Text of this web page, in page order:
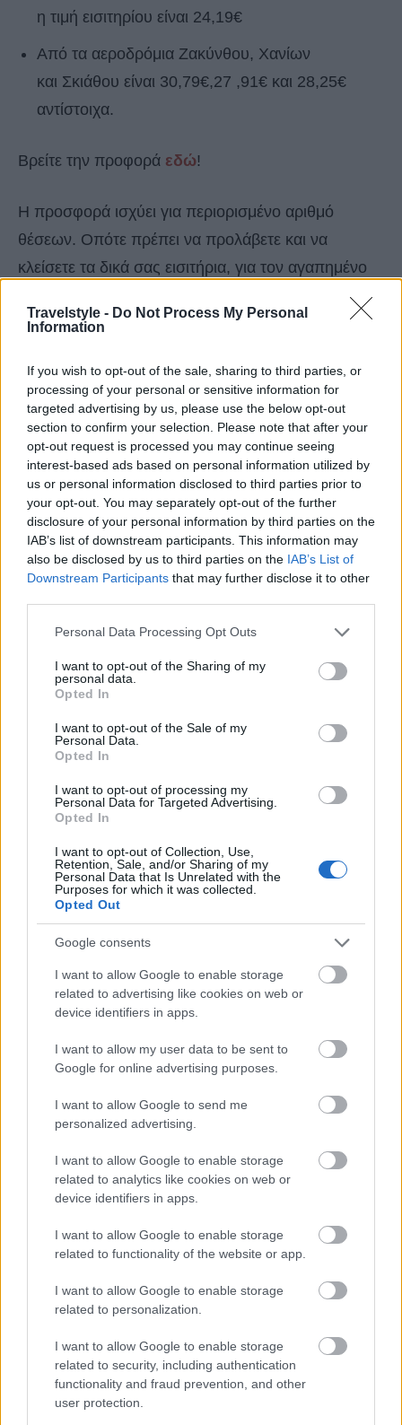
Travelstyle - Do Not Process My Personal
Information
If you wish to opt-out of the sale, sharing to third parties, or
processing of your personal or sensitive information for
targeted advertising by us, please use the below opt-out
section to confirm your selection. Please note that after your
opt-out request is processed you may continue seeing
interest-based ads based on personal information utilized by
us or personal information disclosed to third parties prior to
your opt-out. You may separately opt-out of the further
disclosure of your personal information by third parties on the
IAB’s list of downstream participants. This information may
also be disclosed by us to third parties on the IAB’s List of
Downstream Participants that may further disclose it to other
Please note that this website/app uses one or more Google
not limited to your visit or usage behaviour. You may click to
grant or deny consent to Google and its third-party tags to
use your data for below specified purposes in below Google
consent section.
Personal Data Processing Opt Outs
I want to opt-out of the Sharing of my
personal data.
Opted In
I want to opt-out of the Sale of my
Personal Data.
Opted In
I want to opt-out of processing my
Personal Data for Targeted Advertising.
Opted In
I want to opt-out of Collection, Use,
Retention, Sale, and/or Sharing of my
Personal Data that Is Unrelated with the
Purposes for which it was collected.
Opted Out
Google consents
I want to allow Google to enable storage
related to advertising like cookies on web or
device identifiers in apps.
I want to allow my user data to be sent to
Google for online advertising purposes.
I want to allow Google to send me
personalized advertising.
I want to allow Google to enable storage
related to analytics like cookies on web or
device identifiers in apps.
I want to allow Google to enable storage
related to functionality of the website or app.
I want to allow Google to enable storage
related to personalization.
I want to allow Google to enable storage
related to security, including authentication
functionality and fraud prevention, and other
user protection.
η τιμή εισιτηρίου είναι 24,19€
Από τα αεροδρόμια Ζακύνθου, Χανίων
και Σκιάθου είναι 30,79€,27 ,91€ και 28,25€
αντίστοιχα.
Βρείτε την προφορά εδώ!
Η προσφορά ισχύει για περιορισμένο αριθμό
θέσεων. Οπότε πρέπει να προλάβετε και να
κλείσετε τα δικά σας εισιτήρια, για τον αγαπημένο
γίνουν στις 29 Νοεμβρίου 2019, από τις 00:00
μέχρι τις 23:59, σε πτήσεις που θα
πραγματοποιηθούν από 8 Ιανουαρίου 2020 έως
31 Μαΐου 2020.
Οι συμβουλές από αεροσυνοδούς
για να έχετε καλύτερα ταξίδια!
Το περιοδικόTravel+Leisure
ρωτώντας αεροσυνοδούς από όλο τον κόσμο
ζητώντας τους μερικές συμβουλές σχετικά με τους
τρόπους που οι επιβάτες μπορούν να
τελειοποιήσουν την εμπειρία της πτήσης τους.
Υπάρχουν πολλοί παράγοντες που πρέπει να
λαμβάνει κανείς υπόψη όταν πρόκειται να ταξιδέψει